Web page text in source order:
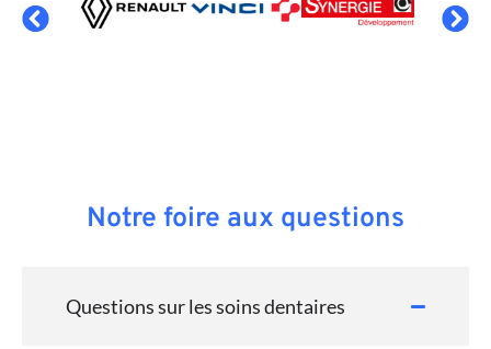
Notre foire aux questions
Questions sur les soins dentaires